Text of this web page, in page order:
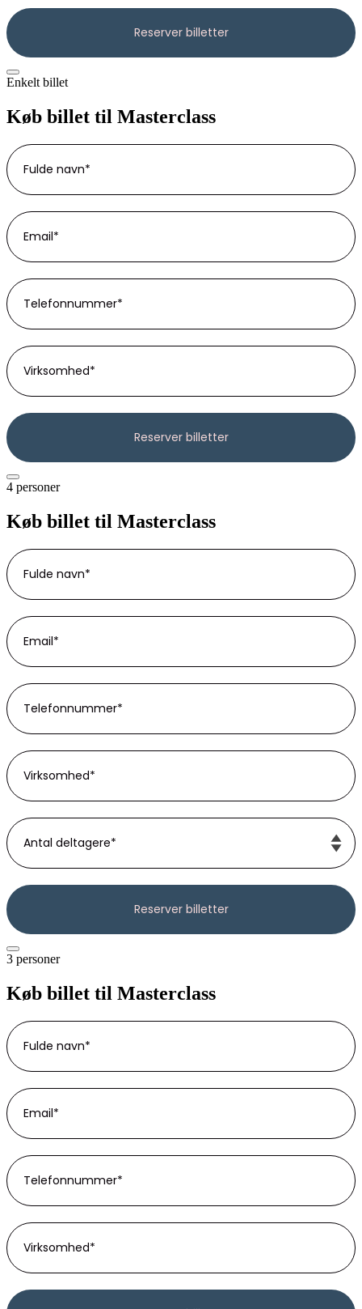
Enkelt billet
Køb billet til Masterclass
4 personer
Køb billet til Masterclass
3 personer
Køb billet til Masterclass